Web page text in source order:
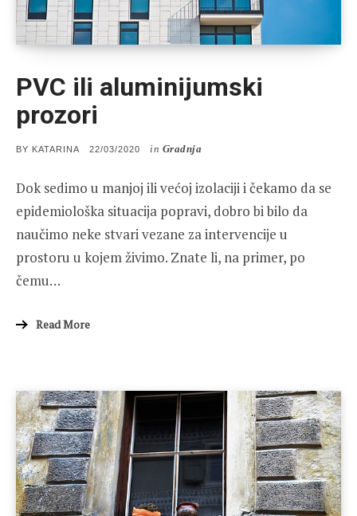
PVC ili aluminijumski
prozori
BY KATARINA
POSTED
22/03/2020 in Gradnja
Dok sedimo u manjoj ili većoj izolaciji i čekamo da se
epidemiološka situacija popravi, dobro bi bilo da
naučimo neke stvari vezane za intervencije u
prostoru u kojem živimo. Znate li, na primer, po
čemu…
Read More